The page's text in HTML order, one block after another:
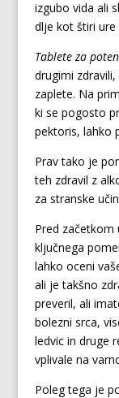
izgubo vida ali
dlje kot štiri ure
Tablete za
drugimi
zaplete. Na
ki se pogosto
pektoris, lahko
Prav tako je
teh zdravil z
za stranske
Pred začetkom
ključnega
lahko oceni
ali je takšno
preveril, ali
bolezni srca,
ledvic in druge
vplivale na
Poleg tega je